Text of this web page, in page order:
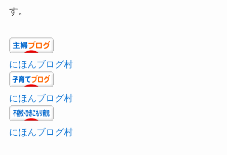
す。
にほんブログ村
にほんブログ村
にほんブログ村